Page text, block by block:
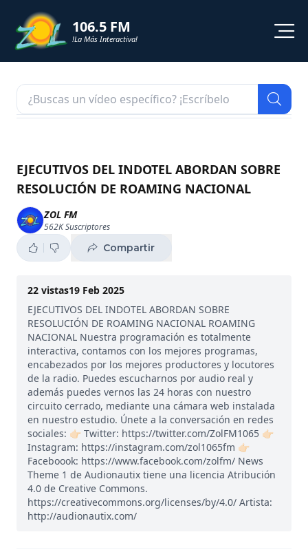
106.5 FM
!La Más Interactiva!
NOTICIAS
SHORTS
PODCAST
ZOL TV
EJECUTIVOS DEL INDOTEL ABORDAN SOBRE
RESOLUCIÓN DE ROAMING NACIONAL
ZOL FM
562KSuscriptores
Compartir
22 vistas19 Feb 2025
EJECUTIVOS DEL INDOTEL ABORDAN SOBRE
RESOLUCIÓN DE ROAMING NACIONAL ROAMING
NACIONAL Nuestra programación es totalmente
interactiva, contamos con los mejores programas,
encabezados por los mejores productores y locutores
de la radio. Puedes escucharnos por audio real y
además puedes vernos las 24 horas con nuestro
circuito cerrado, mediante una cámara web instalada
en nuestro estudio. Únete a la conversación en redes
sociales: 👉🏻 Twitter: https://twitter.com/ZolFM1065 👉🏻
Instagram: https://instagram.com/zol1065fm 👉🏻
Faceboook: https://www.facebook.com/zolfm/ News
Theme 1 de Audionautix tiene una licencia Atribución
4.0 de Creative Commons.
https://creativecommons.org/licenses/by/4.0/ Artista:
http://audionautix.com/